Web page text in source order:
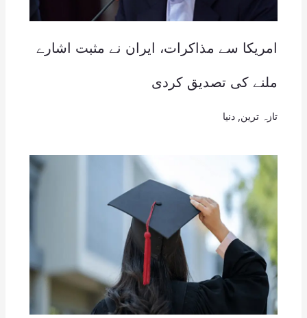
امریکا سے مذاکرات، ایران نے مثبت اشارے
ملنے کی تصدیق کردی
تازہ ترین دنیا